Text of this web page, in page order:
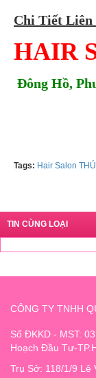
Chi Tiết Liên
HAIR
Đông Hồ,
Tags: Hair Salon
TIN CÙNG LOẠI
CÔNG TY TNHH
Số ĐKKD - MST:
Hoạch Đầu Tư-
Trụ Sở: 118/1/9 Lê